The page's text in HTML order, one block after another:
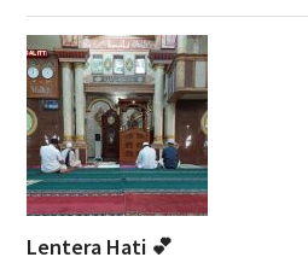
Lentera Hati 💕